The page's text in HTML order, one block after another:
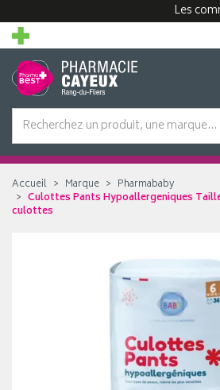
Les
Accueil Marque
Pharmababy
Culottes Pants Hypoallergeniques
culottes